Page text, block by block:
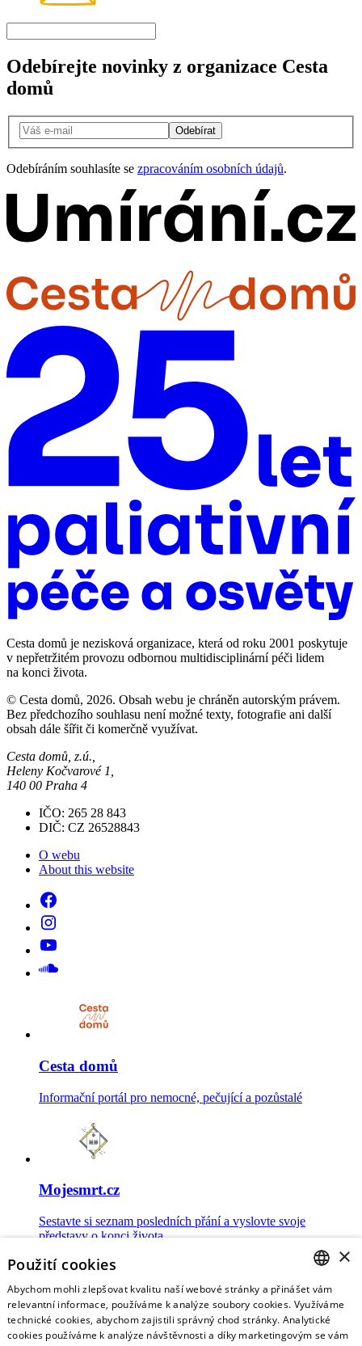
Odebírejte novinky z organizace Cesta
domů
Odebírat
Odebíráním souhlasíte se zpracováním osobních údajů.
Cesta domů je nezisková organizace, která od roku 2001 poskytuje
v nepřetržitém provozu odbornou multidisciplinární péči lidem
na konci života.
© Cesta domů, 2026. Obsah webu je chráněn autorským právem.
Bez předchozího souhlasu není možné texty, fotografie ani další
obsah dále šířit či komerčně využívat.
Cesta domů, z.ú.,
Heleny Kočvarové 1,
140 00 Praha 4
IČO: 265 28 843
DIČ: CZ 26528843
O webu
About this website
Cesta domů
Informační portál pro nemocné, pečující a pozůstalé
Mojesmrt.cz
Sestavte si seznam posledních přání a vyslovte svoje
představy o konci života
Data o umírání
CZECH
ENGLISH
×
Použití cookies
Abychom mohli zlepšovat kvalitu naší webové stránky a přinášet vám
relevantní informace, používáme k analýze soubory cookies. Využíváme
technické cookies, abychom zajistili správný chod stránky. Analytické
cookies používáme k analýze návštěvnosti a díky marketingovým se vám